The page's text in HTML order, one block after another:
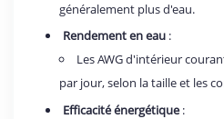
généralement plus d'eau.
Rendement en eau :
Les AWG d'intérieur
par jour, selon la taille et les
Efficacité énergétique: